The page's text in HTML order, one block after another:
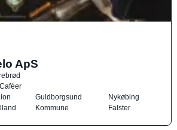
ApS
Guldborgsund
Kommune
Nykøbing
Falster